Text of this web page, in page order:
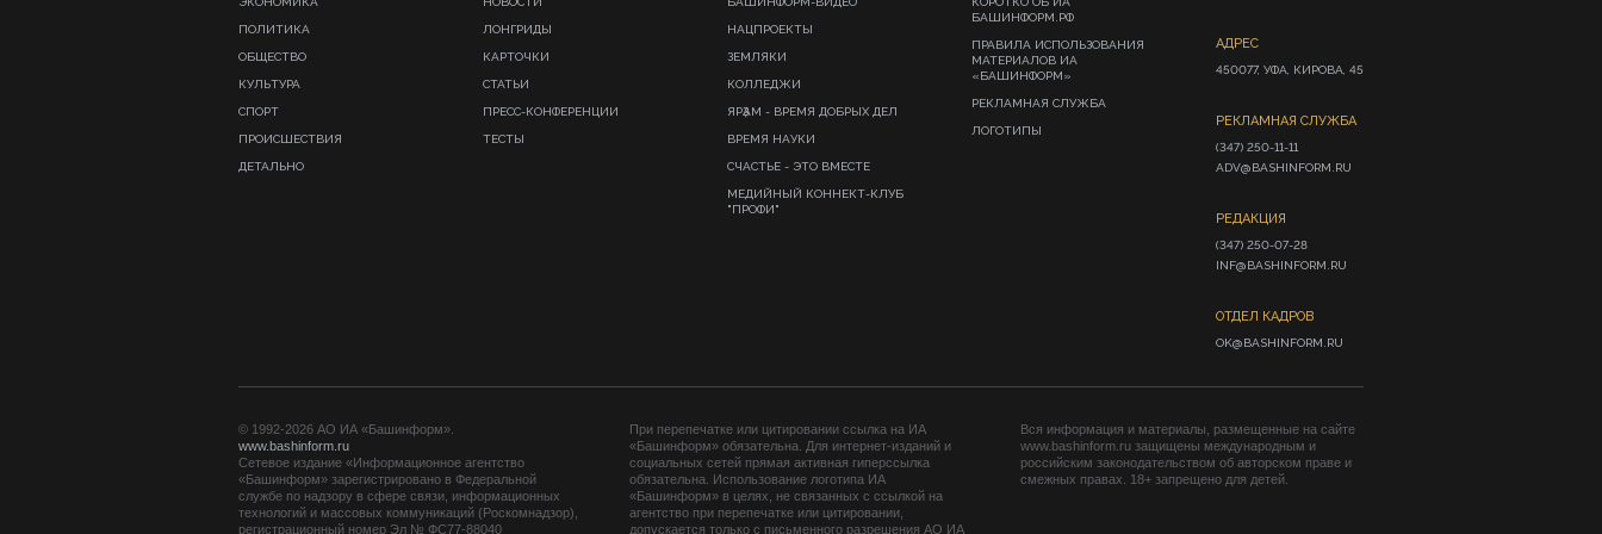
ПОЛИТИКА
ОБЩЕСТВО
КУЛЬТУРА
СПОРТ
ПРОИСШЕСТВИЯ
ДЕТАЛЬНО
ЛОНГРИДЫ
КАРТОЧКИ
СТАТЬИ
ПРЕСС-КОНФЕРЕНЦИИ
ТЕСТЫ
НАЦПРОЕКТЫ
ЗЕМЛЯКИ
КОЛЛЕДЖИ
ЯРҘАМ - ВРЕМЯ ДОБРЫХ ДЕЛ
ВРЕМЯ НАУКИ
СЧАСТЬЕ - ЭТО ВМЕСТЕ
МЕДИЙНЫЙ КОННЕКТ-КЛУБ
"ПРОФИ"
БАШИНФОРМ.РФ
ПРАВИЛА ИСПОЛЬЗОВАНИЯ
МАТЕРИАЛОВ ИА
«БАШИНФОРМ»
РЕКЛАМНАЯ СЛУЖБА
ЛОГОТИПЫ
АДРЕС
450077, УФА, КИРОВА, 45
РЕКЛАМНАЯ СЛУЖБА
(347) 250-11-11
ADV@BASHINFORM.RU
РЕДАКЦИЯ
(347) 250-07-28
INF@BASHINFORM.RU
ОТДЕЛ КАДРОВ
OK@BASHINFORM.RU
© 1992-2026 АО ИА «Башинформ».
www.bashinform.ru
Сетевое издание «Информационное агентство
«Башинформ» зарегистрировано в Федеральной
службе по надзору в сфере связи, информационных
технологий и массовых коммуникаций (Роскомнадзор),
регистрационный номер Эл № ФС77-88040
При перепечатке или цитировании ссылка на ИА
«Башинформ» обязательна. Для интернет-изданий и
социальных сетей прямая активная гиперссылка
обязательна. Использование логотипа ИА
«Башинформ» в целях, не связанных с ссылкой на
агентство при перепечатке или цитировании,
допускается только с письменного разрешения АО ИА
Вся информация и материалы, размещенные на сайте
www.bashinform.ru защищены международным и
российским законодательством об авторском праве и
смежных правах. 18+ запрещено для детей.